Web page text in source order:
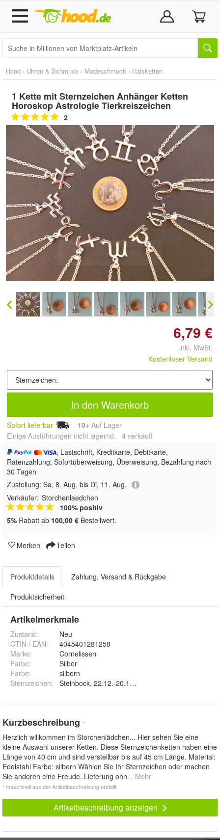
Hood › Uhren & Schmuck › Modeschmuck › Halsketten
1 Kette mit Sternzeichen Anhänger Ketten
Horoskop Astrologie Tierkreiszeichen
2
Doppelt antippen zum
vergrößern
6,79 €
inkl. MwSt.
Kostenloser Versand
In den Warenkorb
Sofort lieferbar 10+ Auf Lager
Einige Ausführungen nicht lagernd. 4 verkauft
, Lastschrift, Kreditkarte, Debitkarte,
Ratenzahlung, Sofortüberweisung, Überweisung, Bezahlung nach
30 Tagen
Zustellung: Sa, 8. Aug. bis Di, 11. Aug.
Verkäufer: Storchenlaedchen
100% positiv
5% Rabatt ab 100,00 € Bestellwert.
Merken Teilen
Produktdetails Zahlung, Versand & Rückgabe
Produktsicherheit
Artikelmerkmale
Zustand:
Neu
GTIN / EAN:
4045401281258
Marke:
Cornelissen
Farbe:
Silber
Farbe:
silbern
Sternzeichen: Steinbock, 22.12.-20.1., Wassermann, 21.1.-
Kurzbeschreibung *
Herzlich willkommen im Storchenlädchen... Hier sehen Sie eine
kleine Auswahl unserer Ketten. Diese Sternzeichenketten haben eine
Länge von 40 cm und sind verstellbar bis auf 45 cm Länge. Material:
Edelstahl Farbe: silbern Wählen Sie Ihr Sternzeichen oder machen
Sie anderen eine Freude. Lieferung ohn... Mehr
* maschinell aus der Artikelbeschreibung erstellt
Artikelbeschreibung anzeigen